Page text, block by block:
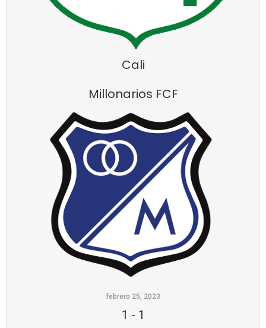
Cali
Millonarios FCF
febrero 25, 2023
1 - 1